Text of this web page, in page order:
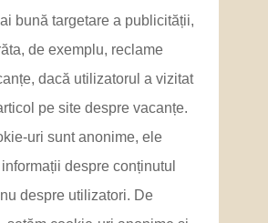
bună targetare a publicității,
de exemplu, reclame
dacă utilizatorul a vizitat
pe site despre vacanțe.
uri sunt anonime, ele
despre conținutul
despre utilizatori. De